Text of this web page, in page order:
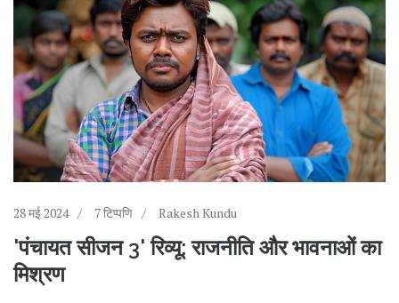
28 मई 2024 7 टिप्पणि Rakesh Kundu
'पंचायत सीजन 3' रिव्यू: राजनीति और भावनाओं का
मिश्रण